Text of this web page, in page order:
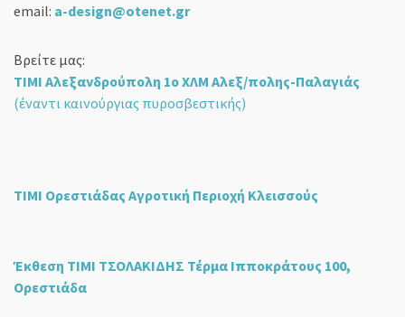
email: a-design@otenet.gr
Βρείτε μας:
ΤΙΜΙ Αλεξανδρούπολη 1ο ΧΛΜ Αλεξ/πολης-Παλαγιάς
(έναντι καινούργιας πυροσβεστικής)
ΤΙΜΙ Ορεστιάδας Αγροτική Περιοχή Κλεισσούς
Έκθεση ΤΙΜΙ ΤΣΟΛΑΚΙΔΗΣ Τέρμα Ιπποκράτους 100,
Ορεστιάδα